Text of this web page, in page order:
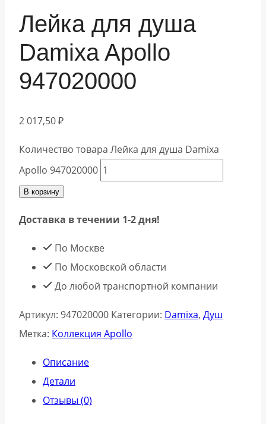
Лейка для душа
Damixa Apollo
947020000
2 017,50₽
Количество товара Лейка для душа Damixa
Apollo 947020000
В корзину
Доставка в течении 1-2 дня!
По Москве
По Московской области
До любой транспортной компании
Артикул: 947020000 Категории: Damixa, Душ
Метка: Коллекция Apollo
Описание
Детали
Отзывы (0)